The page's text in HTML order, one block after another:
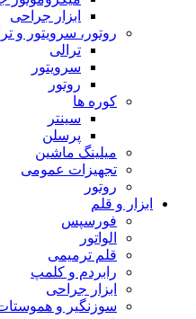
ابزار جراحی
روتور، سرویتور و
ترالی
سرویتور
روتور
کوره ها
سینتر
پرسلن
میلینگ ماشین
تجهیزات عمومی
روتور
ابزار و قلم
فورسپس
الواتور
قلم ترمیمی
رابردم و کلمپ
ابزار جراحی
سوزنگیر و